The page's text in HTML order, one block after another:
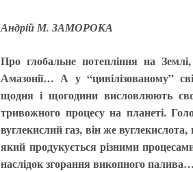
Андрій М. ЗАМОРОКА
Про глобальне потепління на
Амазонії… А у “цивілізованому”
щодня і щогодини висловлюють
тривожного процесу на планеті.
вуглекислий газ, він же
який продукується різними
наслідок згорання викопного палива…